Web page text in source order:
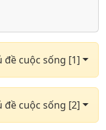
đề cuộc sống [1]
đề cuộc sống [2]